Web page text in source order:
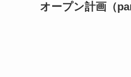
オープン計画（